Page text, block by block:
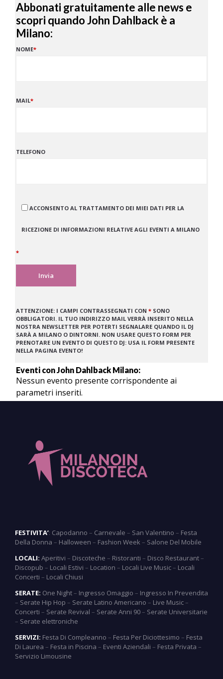
Abbonati gratuitamente alle news e
scopri quando John Dahlback è a
Milano:
NOME*
MAIL*
TELEFONO
ACCONSENTO AL TRATTAMENTO DEI MIEI DATI PER LA
RICEZIONE DI INFORMAZIONI RELATIVE AGLI EVENTI A MILANO
*
ATTENZIONE: I CAMPI CONTRASSEGNATI CON * SONO
OBBLIGATORI. IL TUO INDIRIZZO MAIL VERRÀ INSERITO NELLA
NOSTRA NEWSLETTER PER POTERTI SEGNALARE QUANDO IL DJ
SARÀ A MILANO O DINTORNI. NON USARE QUESTO FORM PER
PRENOTARE UN EVENTO DI QUESTO DJ: USA IL FORM PRESENTE
NELLA PAGINA EVENTO!
Eventi con John Dahlback Milano:
Nessun evento presente corrispondente ai
parametri inseriti.
FESTIVITA’: Capodanno – Carnevale – San Valentino – Festa
Della Donna – Halloween – Fashion Week – Salone Del Mobile
LOCALI: Aperitivi – Discoteche – Ristoranti – Disco Restaurant–
Discopub – Locali Estivi – Location – Locali Live Music– Locali
Concerti – Locali Chiusi
SERATE: One Night– Ingresso Omaggio – Ingresso In Prevendita
– Serate Hip Hop – Serate Latino Americano – Live Music–
Concerti – Serate Revival – Serate Anni 90– Serate Universitarie
– Serate elettroniche
SERVIZI: Festa Di Compleanno – Festa Per Diciottesimo – Festa
Di Laurea – Festa in Piscina – Eventi Aziendali – Festa Privata –
Servizio Limousine